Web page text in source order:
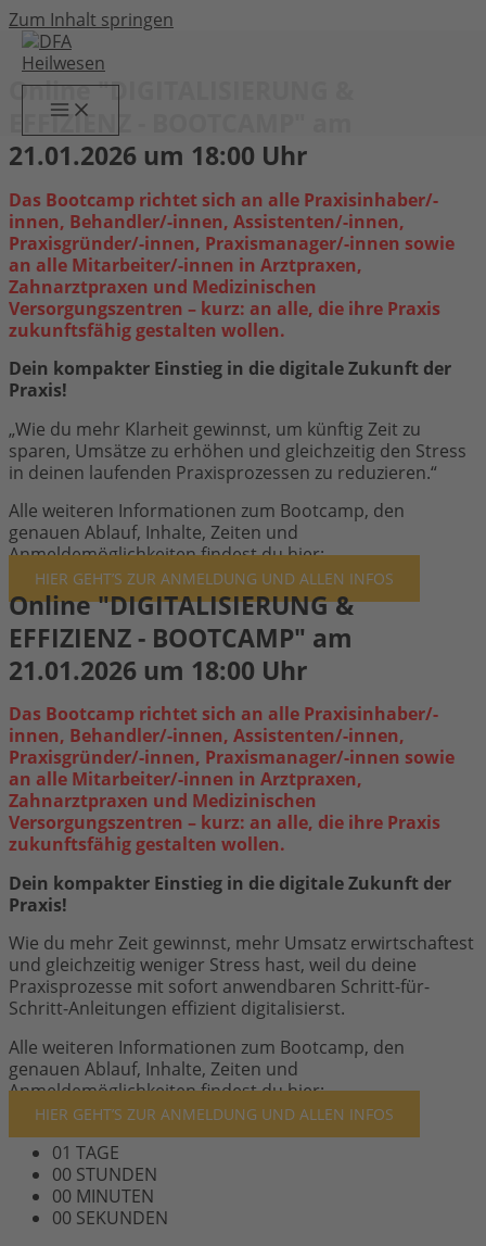
Zum Inhalt springen
Online "DIGITALISIERUNG &
EFFIZIENZ - BOOTCAMP" am
21.01.2026 um 18:00 Uhr
Das Bootcamp richtet sich an alle Praxisinhaber/-
innen, Behandler/-innen, Assistenten/-innen,
Praxisgründer/-innen, Praxismanager/-innen sowie
an alle Mitarbeiter/-innen in Arztpraxen,
Zahnarztpraxen und Medizinischen
Versorgungszentren – kurz: an alle, die ihre Praxis
zukunftsfähig gestalten wollen.
Dein kompakter Einstieg in die digitale Zukunft der
Praxis!
„Wie du mehr Klarheit gewinnst, um künftig Zeit zu
sparen, Umsätze zu erhöhen und gleichzeitig den Stress
in deinen laufenden Praxisprozessen zu reduzieren.“
Alle weiteren Informationen zum Bootcamp, den
genauen Ablauf, Inhalte, Zeiten und
Anmeldemöglichkeiten findest du hier:
HIER GEHT’S ZUR ANMELDUNG UND ALLEN INFOS
Online "DIGITALISIERUNG &
EFFIZIENZ - BOOTCAMP" am
21.01.2026 um 18:00 Uhr
Das Bootcamp richtet sich an alle Praxisinhaber/-
innen, Behandler/-innen, Assistenten/-innen,
Praxisgründer/-innen, Praxismanager/-innen sowie
an alle Mitarbeiter/-innen in Arztpraxen,
Zahnarztpraxen und Medizinischen
Versorgungszentren – kurz: an alle, die ihre Praxis
zukunftsfähig gestalten wollen.
Dein kompakter Einstieg in die digitale Zukunft der
Praxis!
Wie du mehr Zeit gewinnst, mehr Umsatz erwirtschaftest
und gleichzeitig weniger Stress hast, weil du deine
Praxisprozesse mit sofort anwendbaren Schritt-für-
Schritt-Anleitungen effizient digitalisierst.
Alle weiteren Informationen zum Bootcamp, den
genauen Ablauf, Inhalte, Zeiten und
Anmeldemöglichkeiten findest du hier:
HIER GEHT’S ZUR ANMELDUNG UND ALLEN INFOS
01 TAGE
00 STUNDEN
00 MINUTEN
00 SEKUNDEN